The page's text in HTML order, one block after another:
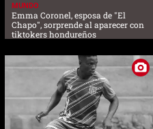
MUNDO
Emma Coronel, esposa de "El
Chapo", sorprende al aparecer con
tiktokers hondureños